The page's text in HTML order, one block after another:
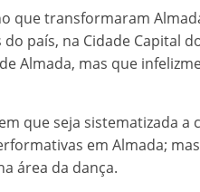
que transformaram
país, na Cidade Capital
Almada, mas que
que seja sistematizada a
em Almada;
área da dança.